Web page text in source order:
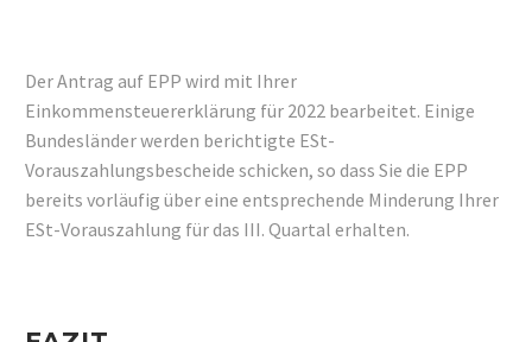
Der Antrag auf EPP wird mit Ihrer
Einkommensteuererklärung für 2022 bearbeitet. Einige
Bundesländer werden berichtigte ESt-
Vorauszahlungsbescheide schicken, so dass Sie die EPP
bereits vorläufig über eine entsprechende Minderung Ihrer
ESt-Vorauszahlung für das III. Quartal erhalten.